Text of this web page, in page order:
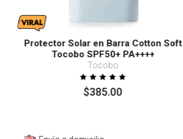
Protector Solar en Barra Cotton Soft
Tocobo SPF50+ PA++++
Tocobo
$385.00